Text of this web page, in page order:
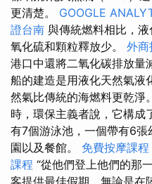
更清楚。 GOOGLE
證台南 與傳統燃料相比，
氧化硫和顆粒釋放少。 外商
港口中還將二氧化碳排放量
船的建造是用液化天然氣液
然氣比傳統的海燃料更乾淨
時，環保主義者說，它構成
有7個游泳池，一個帶有6
園以及餐館。 免費按摩課程
課程 “從他們登上他們的那
客提供最佳假期，無論是在